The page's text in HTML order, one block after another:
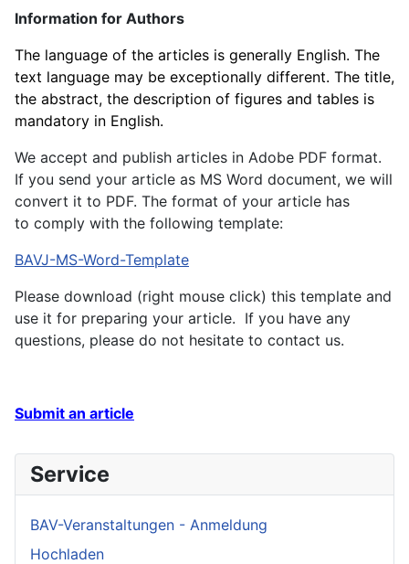
Information for Authors
The language of the articles is generally English. The
text language may be exceptionally different. The title,
the abstract, the description of figures and tables is
mandatory in English.
We accept and publish articles in Adobe PDF format.
If you send your article as MS Word document, we will
convert it to PDF. The format of your article has
to comply with the following template:
BAVJ-MS-Word-Template
Please download (right mouse click) this template and
use it for preparing your article. If you have any
questions, please do not hesitate to contact us.
Submit an article
Service
BAV-Veranstaltungen - Anmeldung
Hochladen